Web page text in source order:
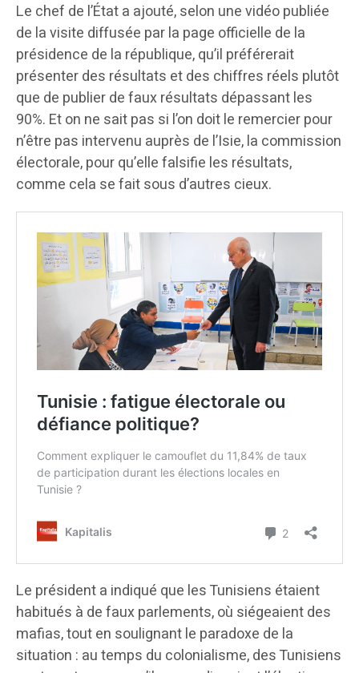
Le chef de l’État a ajouté, selon une vidéo publiée
de la visite diffusée par la page officielle de la
présidence de la république, qu’il préférerait
présenter des résultats et des chiffres réels plutôt
que de publier de faux résultats dépassant les
90%. Et on ne sait pas si l’on doit le remercier pour
n’être pas intervenu auprès de l’Isie, la commission
électorale, pour qu’elle falsifie les résultats,
comme cela se fait sous d’autres cieux.
Le président a indiqué que les Tunisiens étaient
habitués à de faux parlements, où siégeaient des
mafias, tout en soulignant le paradoxe de la
situation : au temps du colonialisme, des Tunisiens